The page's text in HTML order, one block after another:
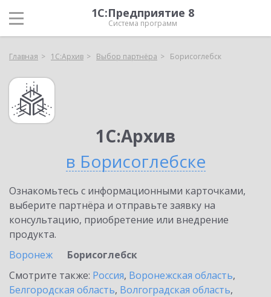
1С:Предприятие 8
Система программ
Главная 1С:Архив Выбор партнёра Борисоглебск
1С:Архив
в Борисоглебске
Ознакомьтесь с информационными карточками,
выберите партнёра и отправьте заявку на
консультацию, приобретение или внедрение
продукта.
Воронеж
Борисоглебск
Смотрите также: Россия, Воронежская область,
Белгородская область, Волгоградская область,